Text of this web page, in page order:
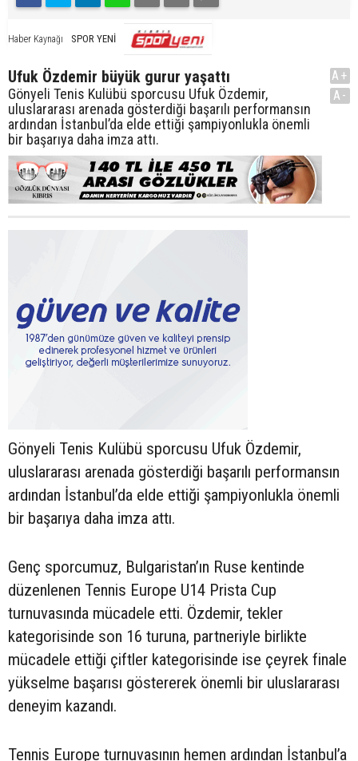
Haber Kaynağı SPOR YENİ
Ufuk Özdemir büyük gurur yaşattı
Gönyeli Tenis Kulübü sporcusu Ufuk Özdemir,
uluslararası arenada gösterdiği başarılı performansın
ardından İstanbul’da elde ettiği şampiyonlukla önemli
bir başarıya daha imza attı.
A+
A-
Gönyeli Tenis Kulübü sporcusu Ufuk Özdemir,
uluslararası arenada gösterdiği başarılı performansın
ardından İstanbul’da elde ettiği şampiyonlukla önemli
bir başarıya daha imza attı.
Genç sporcumuz, Bulgaristan’ın Ruse kentinde
düzenlenen Tennis Europe U14 Prista Cup
turnuvasında mücadele etti. Özdemir, tekler
kategorisinde son 16 turuna, partneriyle birlikte
mücadele ettiği çiftler kategorisinde ise çeyrek finale
yükselme başarısı göstererek önemli bir uluslararası
deneyim kazandı.
Tennis Europe turnuvasının hemen ardından İstanbul’a